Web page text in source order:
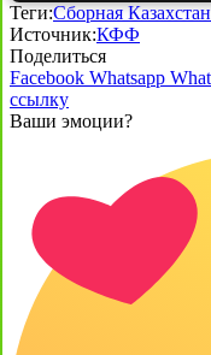
Теги:Сборная
Источник:КФФ
Поделиться
Facebook Whatsapp
ссылку
Ваши эмоции?